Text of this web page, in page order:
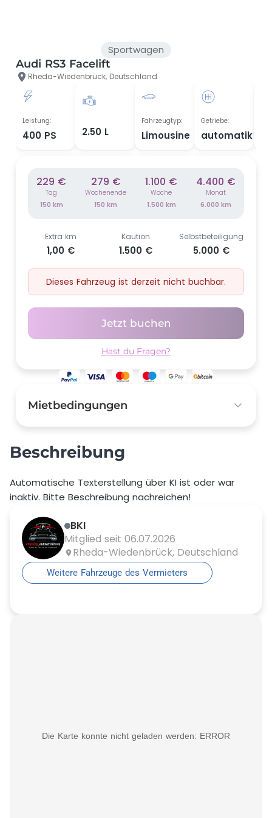
Beschreibung
Automatische Texterstellung über KI ist oder war
inaktiv. Bitte Beschreibung nachreichen!
BKI
Mitglied seit 06.07.2026
Rheda-Wiedenbrück, Deutschland
Weitere Fahrzeuge des Vermieters
Die Karte konnte nicht geladen werden: ERROR
Sportwagen
Audi RS3 Facelift
Rheda-Wiedenbrück, Deutschland
Leistung:
400 PS 2.50 L
Fahrzeugtyp:
Limousine
Getriebe:
automatik
229 €
Tag
150 km
279 €
Wochenende
150 km
1.100 €
Woche
1.500 km
4.400 €
Monat
6.000 km
Extra km
1,00 €
Kaution
1.500 €
Selbstbeteiligung
5.000 €
Dieses Fahrzeug ist derzeit nicht buchbar.
Jetzt buchen
Hast du Fragen?
Mietbedingungen
Kaution
Preis pro Extra km vor Buchung
Preis pro Extra km nach Buchung
Mindestalter 20 Jahre
Zusätzlicher Fahrer erlaubt